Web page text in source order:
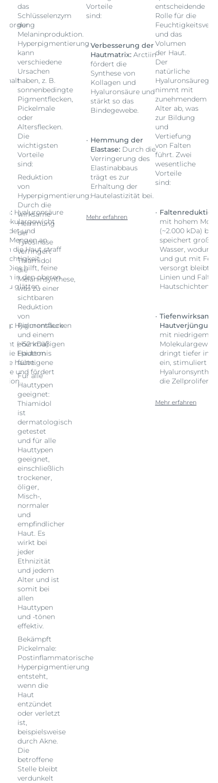
Hyaluronsäure
und
Mengen an
die Haut straff
Dies hilft, feine
in den oberen
zu glätten.
Hyaluronsäure
(~52 kDa)
die Epidermis
hauteigene
und fördert
das
Schlüsselenzym
der
Melaninproduktion.
Hyperpigmentierung
kann
verschiedene
Ursachen
haben, z. B.
sonnenbedingte
Pigmentflecken,
Pickelmale
oder
Altersflecken.
Die
wichtigsten
Vorteile
sind:
Reduktion
von
Hyperpigmentierung:
Durch die
wirksame
Hemmung
der
Tyrosinase
verringert
Thiamidol
die
Melaninsynthese,
was zu einer
sichtbaren
Reduktion
von
Pigmentflecken
und einem
ebenmäßigen
Hautton
führt.
Für alle
Hauttypen
geeignet:
Thiamidol
ist
dermatologisch
getestet
und für alle
Hauttypen
geeignet,
einschließlich
trockener,
öliger,
Misch-,
normaler
und
empfindlicher
Haut. Es
wirkt bei
jeder
Ethnizität
und jedem
Alter und ist
somit bei
allen
Hauttypen
und -tönen
effektiv.
Bekämpft
Pickelmale:
Postinflammatorische
Hyperpigmentierung
entsteht,
wenn die
Haut
entzündet
oder verletzt
ist,
beispielsweise
durch Akne.
Die
betroffene
Stelle bleibt
verdunkelt
Vorteile
sind:
Verbesserung der
Hautmatrix: Arctiin
fördert die
Synthese von
Kollagen und
Hyaluronsäure und
stärkt so das
Bindegewebe.
Hemmung der
Elastase: Durch die
Verringerung des
Elastinabbaus
trägt es zur
Erhaltung der
Hautelastizität bei.
Mehr erfahren
entscheidende
Rolle für die
und das
Volumen
der Haut.
Der
natürliche
nimmt mit
zunehmendem
Alter ab, was
zur Bildung
und
Vertiefung
von Falten
führt. Zwei
wesentliche
Vorteile
sind:
Faltenreduktion:
mit hohem
(~2.000 kDa)
speichert große
Wasser,
und gut mit
versorgt bleibt.
Linien und
Hautschichten
Tiefenwirksame
mit niedrigem
dringt tiefer in
ein, stimuliert
die
Mehr erfahren